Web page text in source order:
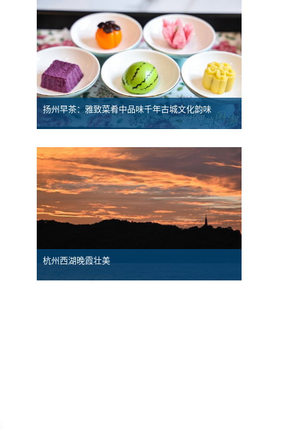
扬州早茶：雅致菜肴中品味千年古城文化韵味
杭州西湖晚霞壮美